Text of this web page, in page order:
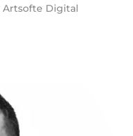
Digital